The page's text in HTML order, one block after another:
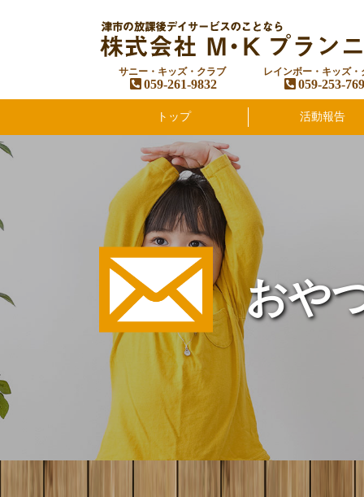
サニー・キッズ・クラブ
059-261-9832
レインボー・キッズ・
059-253-
トップ 活動報告
おや